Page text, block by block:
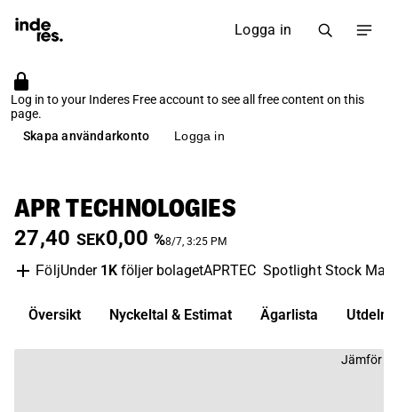
Logga in
Log in to your Inderes Free account to see all free content on this
page.
Skapa användarkonto
Logga in
APR TECHNOLOGIES
27,40 SEK0,00 %8/7, 3:25 PM
FöljUnder 1K följer bolagetAPRTEC Spotlight Stock
Översikt Nyckeltal & Estimat Ägarlista
Jämför